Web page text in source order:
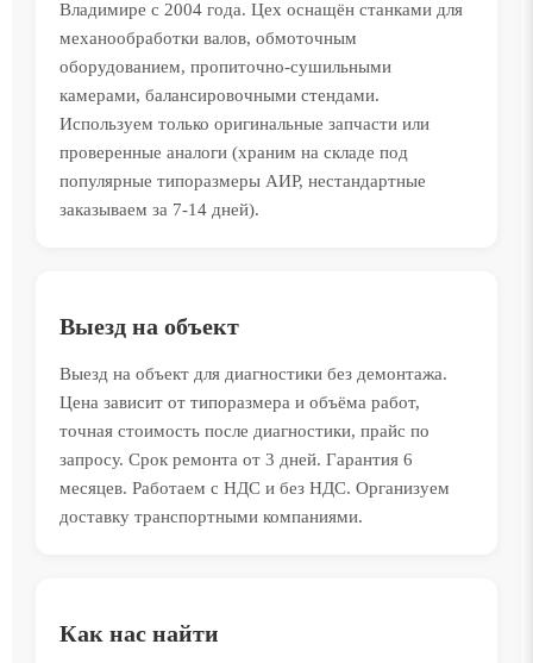
Владимире с 2004 года. Цех оснащён станками для
механообработки валов, обмоточным
оборудованием, пропиточно-сушильными
камерами, балансировочными стендами.
Используем только оригинальные запчасти или
проверенные аналоги (храним на складе под
популярные типоразмеры АИР, нестандартные
заказываем за 7-14 дней).
Выезд на объект
Выезд на объект для диагностики без демонтажа.
Цена зависит от типоразмера и объёма работ,
точная стоимость после диагностики, прайс по
запросу. Срок ремонта от 3 дней. Гарантия 6
месяцев. Работаем с НДС и без НДС. Организуем
доставку транспортными компаниями.
Как нас найти